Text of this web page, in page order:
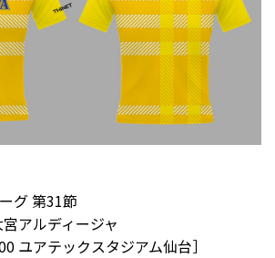
グ 第31節
アルディージャ
ユアテックスタジアム仙台］